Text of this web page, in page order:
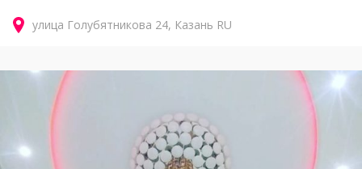
улица Голубятникова 24 Казань RU